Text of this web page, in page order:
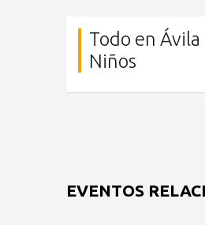
Todo en Ávila
Niños
EVENTOS